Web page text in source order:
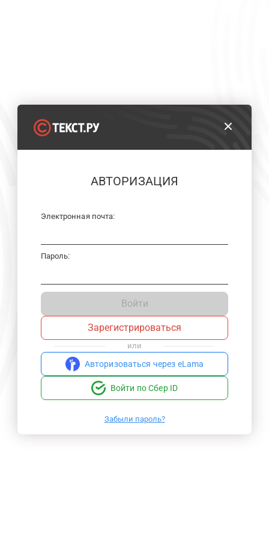
АВТОРИЗАЦИЯ
Электронная почта:
Пароль:
Войти
Зарегистрироваться
или
Авторизоваться через eLama
Войти по Сбер ID
Забыли пароль?